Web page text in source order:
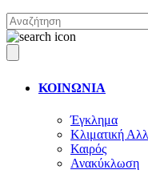
ΚΟΙΝΩΝΙΑ
Έγκλημα
Κλιματική
Καιρός
Ανακύκλωση